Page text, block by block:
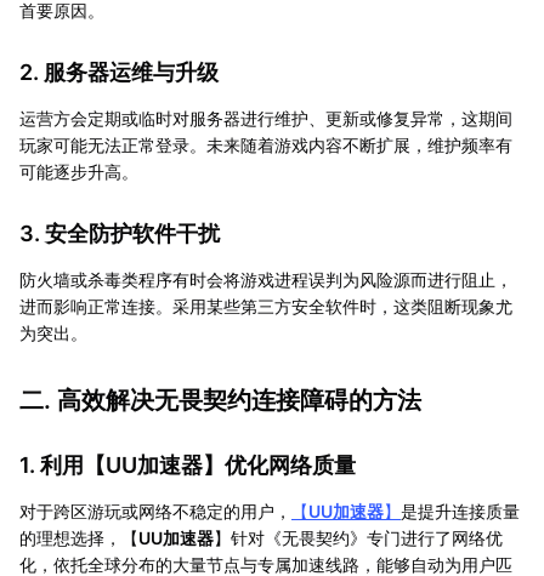
首要原因。
2. 服务器运维与升级
运营方会定期或临时对服务器进行维护、更新或修复异常，这期间
玩家可能无法正常登录。未来随着游戏内容不断扩展，维护频率有
可能逐步升高。
3. 安全防护软件干扰
防火墙或杀毒类程序有时会将游戏进程误判为风险源而进行阻止，
进而影响正常连接。采用某些第三方安全软件时，这类阻断现象尤
为突出。
二. 高效解决无畏契约连接障碍的方法
1. 利用【UU加速器】优化网络质量
对于跨区游玩或网络不稳定的用户， 【UU加速器】 是提升连接质量
的理想选择，【UU加速器】针对《无畏契约》专门进行了网络优
化，依托全球分布的大量节点与专属加速线路，能够自动为用户匹